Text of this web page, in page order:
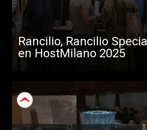
Rancilio, Rancilio
en HostMilano 2025